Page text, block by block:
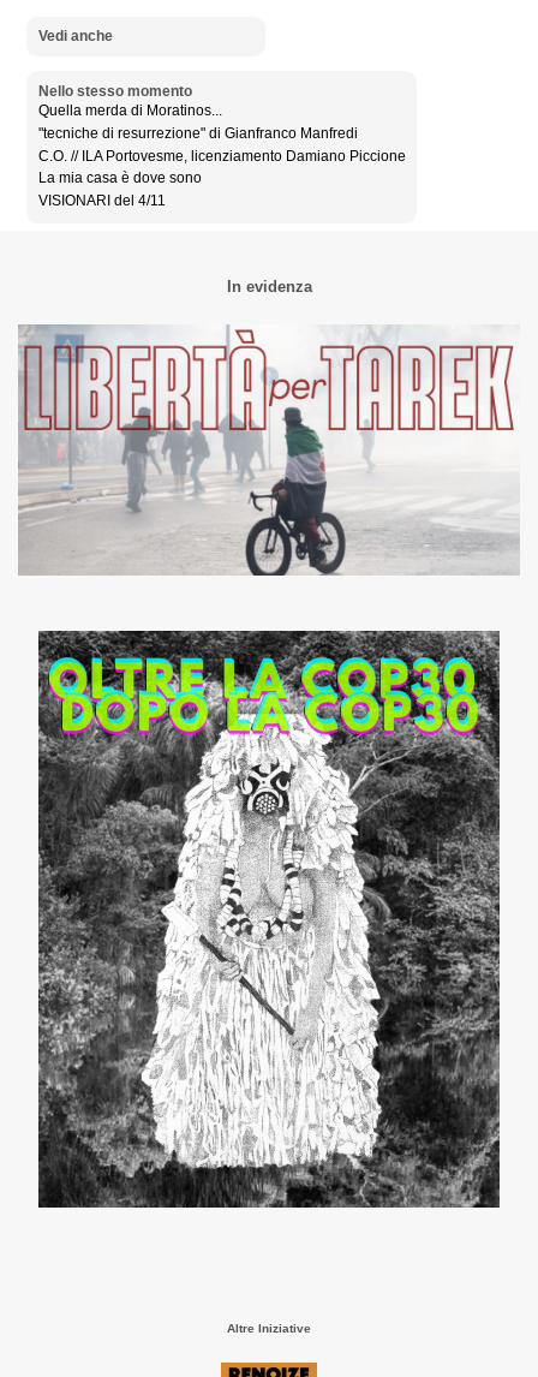
Vedi anche
Nello stesso momento
Quella merda di Moratinos...
"tecniche di resurrezione" di Gianfranco Manfredi
C.O. // ILA Portovesme, licenziamento Damiano Piccione
La mia casa è dove sono
VISIONARI del 4/11
In evidenza
Altre Iniziative